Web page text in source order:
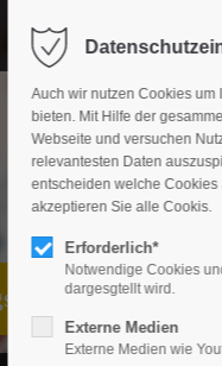
Master
Auch wir nutzen Cookies
bieten. Mit Hilfe der
Webseite und versuchen
relevantesten Daten
entscheiden welche Cookies
akzeptieren Sie alle Cookis.
Erforderlich*
Notwendige Cookies
dargesgtellt wird.
Externe Medien
Externe Medien wie